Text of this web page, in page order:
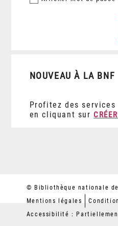
NOUVEAU À LA BNF
Profitez des
en cliquant sur
© Bibliothèque nationale
Mentions légales
Accessibilité :